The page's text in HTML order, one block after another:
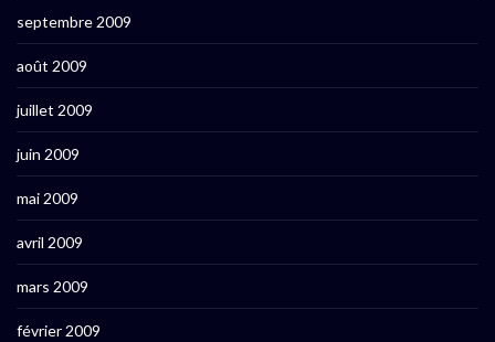
septembre 2009
août 2009
juillet 2009
juin 2009
mai 2009
avril 2009
mars 2009
février 2009